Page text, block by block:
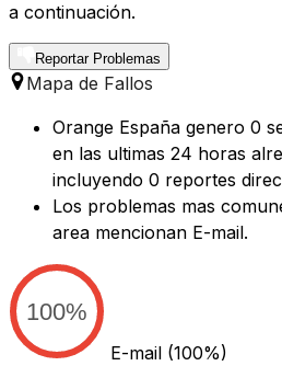
a continuación.
Reportar Problemas
Mapa de Fallos
Orange España genero 0
en las ultimas 24 horas
incluyendo 0 reportes
Los problemas mas
area mencionan E-mail.
100%
E-mail (100%)